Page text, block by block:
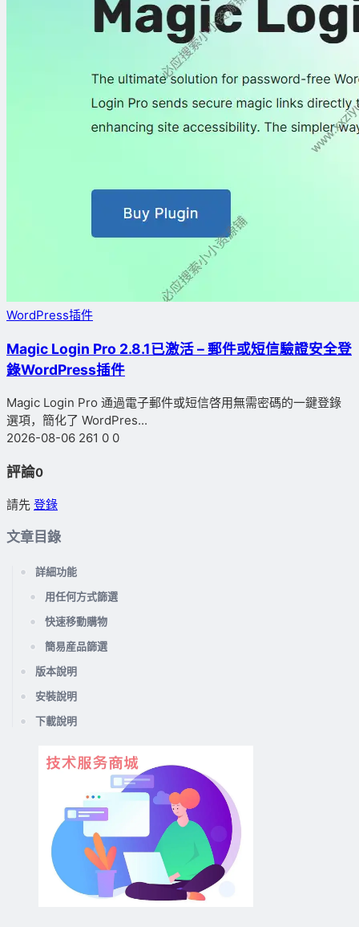
WordPress插件
Magic Login Pro 2.8.1已激活 – 郵件或短信驗證安全登
錄WordPress插件
Magic Login Pro 通過電子郵件或短信啓用無需密碼的一鍵登錄
選項，簡化了 WordPres...
2026-08-06 261 0 0
評論0
請先 登錄
文章目錄
詳細功能
用任何方式篩選
快速移動購物
簡易産品篩選
版本說明
安裝說明
下載說明